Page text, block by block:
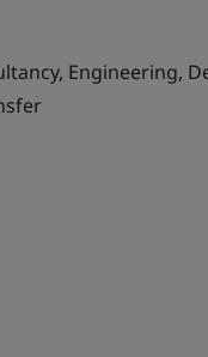
Engineering,